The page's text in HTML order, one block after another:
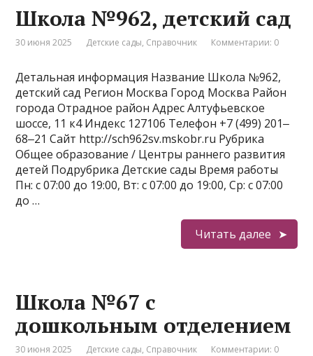
Школа №962, детский сад
30 июня 2025 Детские сады, Справочник Комментарии: 0
Детальная информация Название Школа №962,
детский сад Регион Москва Город Москва Район
города Отрадное район Адрес Алтуфьевское
шоссе, 11 к4 Индекс 127106 Телефон +7 (499) 201‒
68‒21 Сайт http://sch962sv.mskobr.ru Рубрика
Общее образование / Центры раннего развития
детей Подрубрика Детские сады Время работы
Пн: с 07:00 до 19:00, Вт: с 07:00 до 19:00, Ср: с 07:00
до …
Читать далее
Школа №67 с
дошкольным отделением
30 июня 2025 Детские сады, Справочник Комментарии: 0